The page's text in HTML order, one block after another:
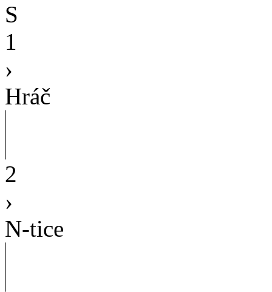
S
1
›
Hráč
2
›
N-tice